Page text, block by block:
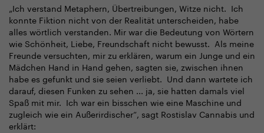
„Ich verstand Metaphern, Übertreibungen, Witze nicht. Ich
konnte Fiktion nicht von der Realität unterscheiden, habe
alles wörtlich verstanden. Mir war die Bedeutung von Wörtern
wie Schönheit, Liebe, Freundschaft nicht bewusst. Als meine
Freunde versuchten, mir zu erklären, warum ein Junge und ein
Mädchen Hand in Hand gehen, sagten sie, zwischen ihnen
habe es gefunkt und sie seien verliebt. Und dann wartete ich
darauf, diesen Funken zu sehen ... ja, sie hatten damals viel
Spaß mit mir. Ich war ein bisschen wie eine Maschine und
zugleich wie ein Außerirdischer“, sagt Rostislav Cannabis und
erklärt: